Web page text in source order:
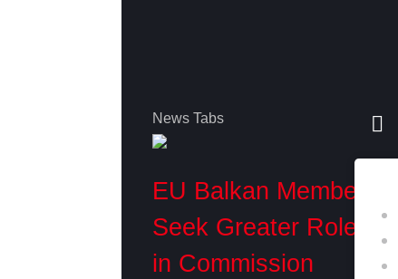
News Tabs
EU Balkan Members
Seek Greater Role
in Commission